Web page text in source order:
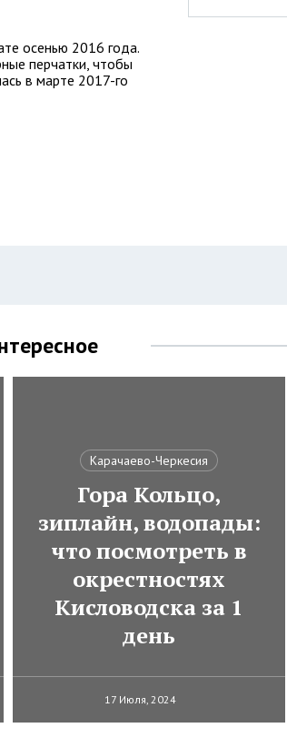
осенью 2016 года.
перчатки, чтобы
в марте 2017-го
Карачаево-Черкесия
Гора Кольцо,
зиплайн, водопады:
что посмотреть в
окрестностях
Кисловодска за 1
день
17 Июля, 2024